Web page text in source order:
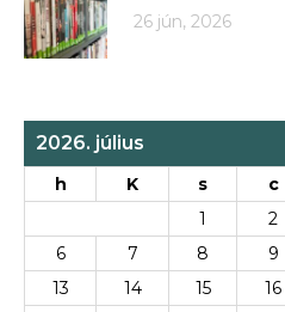
26 jún, 2026
2026. július
h K s c
1
2
6
7 8 9
13
14 15 16